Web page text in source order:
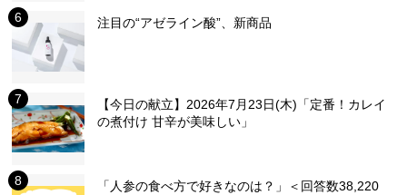
注目の“アゼライン酸”、新商品
【今日の献立】2026年7月23日(木)「定番！カレイ
の煮付け 甘辛が美味しい」
「人参の食べ方で好きなのは？」＜回答数38,220